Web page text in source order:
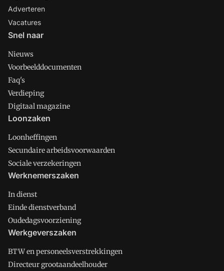
Adverteren
Vacatures
Snel naar
Nieuws
Voorbeelddocumenten
Faq's
Verdieping
Digitaal magazine
Loonzaken
Loonheffingen
Secundaire arbeidsvoorwaarden
Sociale verzekeringen
Werknemerszaken
In dienst
Einde dienstverband
Oudedagsvoorziening
Werkgeverszaken
BTW en personeelsverstrekkingen
Directeur grootaandeelhouder